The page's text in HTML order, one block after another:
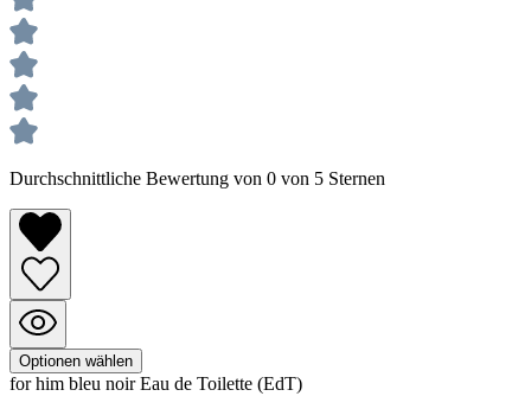
Durchschnittliche Bewertung von 0 von 5 Sternen
Optionen wählen
for him bleu noirEau de Toilette (EdT)